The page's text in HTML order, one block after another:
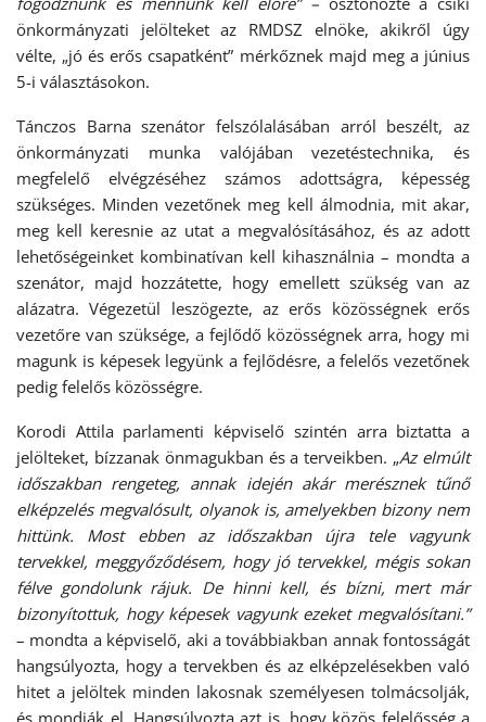
önkormányzati jelölteket az RMDSZ elnöke, akikről úgy
vélte, „jó és erős csapatként” mérkőznek majd meg a június
5-i választásokon.
Tánczos Barna szenátor felszólalásában arról beszélt, az
önkormányzati munka valójában vezetéstechnika, és
megfelelő elvégzéséhez számos adottságra, képesség
szükséges. Minden vezetőnek meg kell álmodnia, mit akar,
meg kell keresnie az utat a megvalósításához, és az adott
lehetőségeinket kombinatívan kell kihasználnia – mondta a
szenátor, majd hozzátette, hogy emellett szükség van az
alázatra. Végezetül leszögezte, az erős közösségnek erős
vezetőre van szüksége, a fejlődő közösségnek arra, hogy mi
magunk is képesek legyünk a fejlődésre, a felelős vezetőnek
pedig felelős közösségre.
Korodi Attila parlamenti képviselő szintén arra biztatta a
jelölteket, bízzanak önmagukban és a terveikben. „Az elmúlt
időszakban rengeteg, annak idején akár merésznek tűnő
elképzelés megvalósult, olyanok is, amelyekben bizony nem
hittünk. Most ebben az időszakban újra tele vagyunk
tervekkel, meggyőződésem, hogy jó tervekkel, mégis sokan
félve gondolunk rájuk. De hinni kell, és bízni, mert már
bizonyítottuk, hogy képesek vagyunk ezeket megvalósítani.”
– mondta a képviselő, aki a továbbiakban annak fontosságát
hangsúlyozta, hogy a tervekben és az elképzelésekben való
hitet a jelöltek minden lakosnak személyesen tolmácsolják,
és mondják el. Hangsúlyozta azt is, hogy közös felelősség a